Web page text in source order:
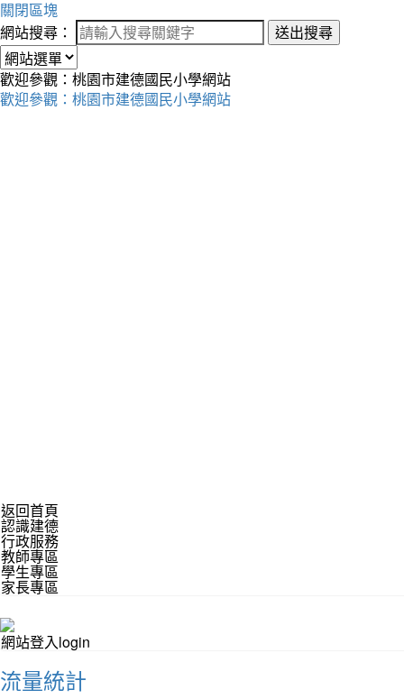
關閉區塊
網站搜尋：
送出搜尋
歡迎參觀：桃園市建德國民小學網站
歡迎參觀：桃園市建德國民小學網站
返回首頁
認識建德
行政服務
教師專區
學生專區
家長專區
網站登入login
流量統計